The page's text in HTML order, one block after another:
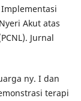
Implementasi
Akut atas
Jurnal
ny. I dan
terapi